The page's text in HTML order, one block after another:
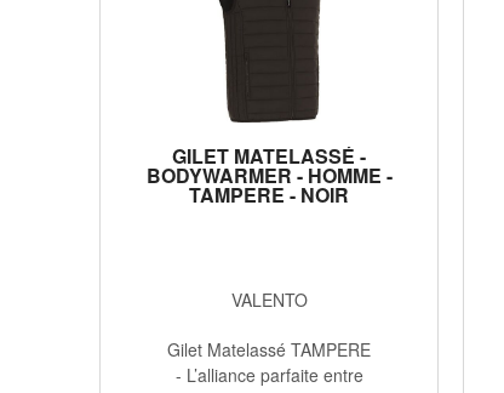
GILET MATELASSÉ -
BODYWARMER - HOMME -
TAMPERE - NOIR
VALENTO
Gilet Matelassé TAMPERE
- L’alliance parfaite entre